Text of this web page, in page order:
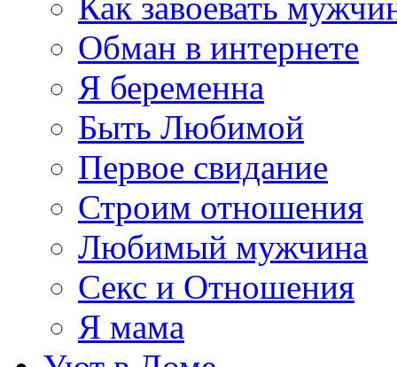
Обман в интернете
Я беременна
Быть Любимой
Первое свидание
Строим отношения
Любимый мужчина
Секс и Отношения
Я мама